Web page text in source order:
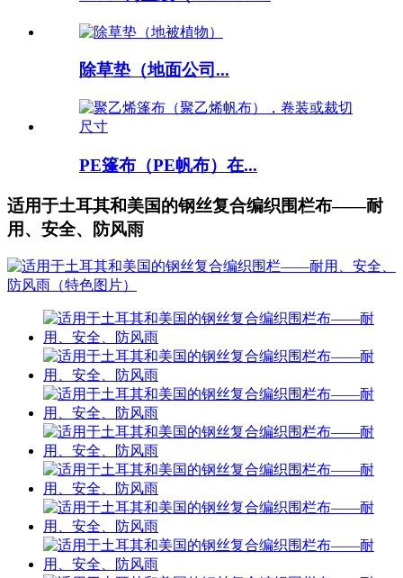
除草垫（地面公司...
PE篷布（PE帆布）在...
适用于土耳其和美国的钢丝复合编织围栏布——耐
用、安全、防风雨